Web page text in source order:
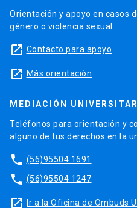
Orientación y apoyo en casos
género o violencia sexual.
launch Contacto para apoyo
launch Más orientación
MEDIACIÓN
Teléfonos para orientación y
alguno de tus derechos en la
phone (56)95504 1691
phone (56)95504 1247
launch Ir a la Oficina de Ombuds